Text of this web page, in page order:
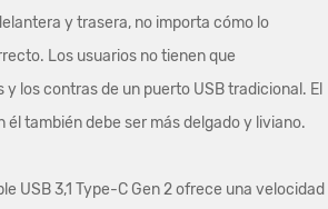
y trasera, no importa cómo lo
Los usuarios no tienen que
los contras de un puerto USB tradicional. El
él también debe ser más delgado y liviano.
USB 3,1 Type-C Gen 2 ofrece una velocidad